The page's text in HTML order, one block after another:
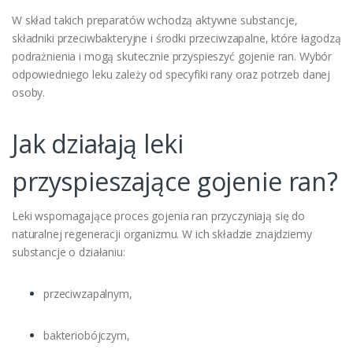
W skład takich preparatów wchodzą aktywne substancje,
składniki przeciwbakteryjne i środki przeciwzapalne, które łagodzą
podrażnienia i mogą skutecznie przyspieszyć gojenie ran. Wybór
odpowiedniego leku zależy od specyfiki rany oraz potrzeb danej
osoby.
Jak działają leki
przyspieszające gojenie ran?
Leki wspomagające proces gojenia ran przyczyniają się do
naturalnej regeneracji organizmu. W ich składzie znajdziemy
substancje o działaniu:
przeciwzapalnym,
bakteriobójczym,